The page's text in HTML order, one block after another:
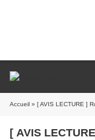
Accueil » [ AVIS LECTURE ]
[ AVIS